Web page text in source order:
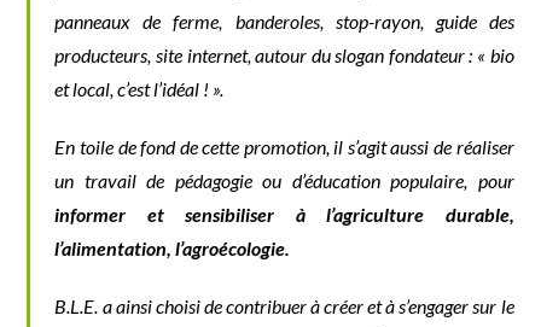
panneaux de ferme, banderoles, stop-rayon, guide des
producteurs, site internet, autour du slogan fondateur : « bio
et local, c’est l’idéal ! ».
En toile de fond de cette promotion, il s’agit aussi de réaliser
un travail de pédagogie ou d’éducation populaire, pour
informer et sensibiliser à l’agriculture durable,
l’alimentation, l’agroécologie.
B.L.E. a ainsi choisi de contribuer à créer et à s’engager sur le